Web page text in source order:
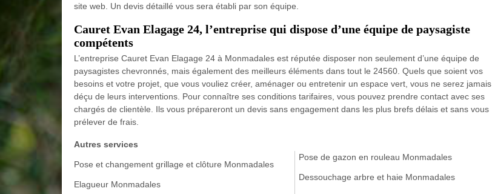
site web. Un devis détaillé vous sera établi par son équipe.
Cauret Evan Elagage 24, l’entreprise qui dispose d’une équipe de paysagiste
compétents
L’entreprise Cauret Evan Elagage 24 à Monmadales est réputée disposer non seulement d’une équipe de
paysagistes chevronnés, mais également des meilleurs éléments dans tout le 24560. Quels que soient vos
besoins et votre projet, que vous vouliez créer, aménager ou entretenir un espace vert, vous ne serez jamais
déçu de leurs interventions. Pour connaître ses conditions tarifaires, vous pouvez prendre contact avec ses
chargés de clientèle. Ils vous prépareront un devis sans engagement dans les plus brefs délais et sans vous
prélever de frais.
Autres services
Pose et changement grillage et clôture Monmadales
Elagueur Monmadales
Pose de gazon en rouleau Monmadales
Dessouchage arbre et haie Monmadales